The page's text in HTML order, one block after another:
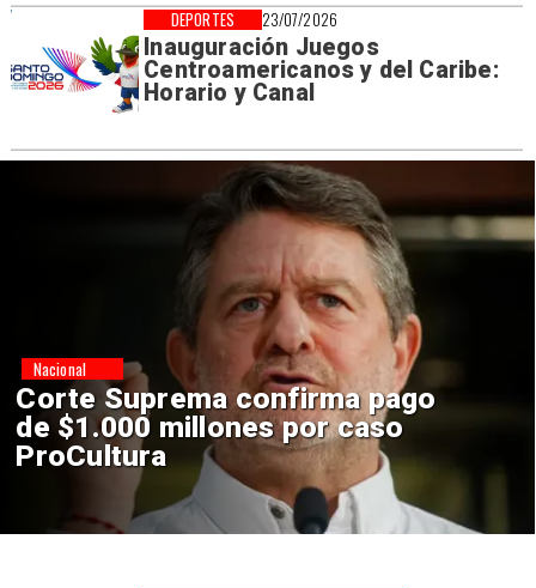
23/07/2026
Inauguración Juegos
Centroamericanos y del Caribe:
Horario y Canal
DEPORTES
Codelco suspende
construcción de Andes Norte
en El Teniente por riesgos
sísmicos
Nacional